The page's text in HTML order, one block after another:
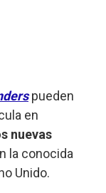
pueden
en
nuevas
la conocida
Unido.